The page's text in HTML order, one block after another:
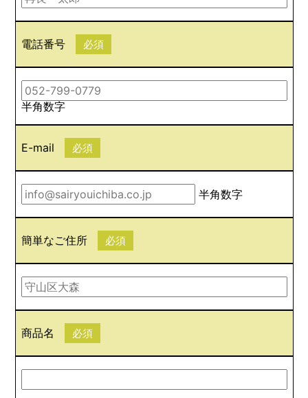
電話番号 必須
半角数字
E-mail 必須
半角数字
簡単なご住所 必須
商品名 必須